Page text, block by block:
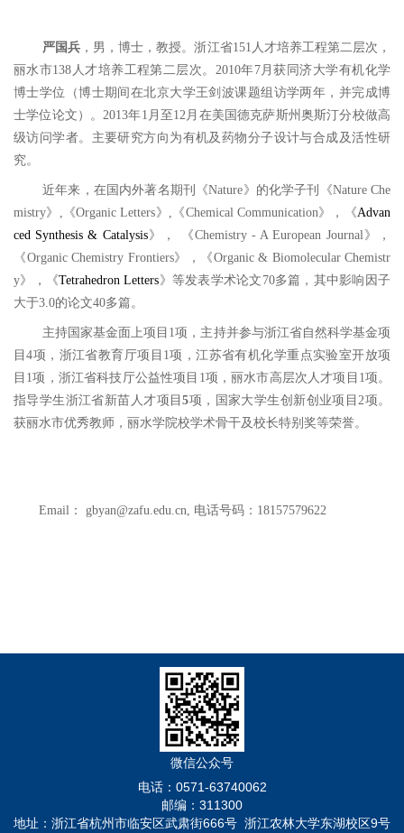
严国兵 ，男，博士，教授。浙江省151 人才培养工程第二层次，
丽水市138 人才培养工程第二层次。 2010年7月获同济大学有机化学
博士学位（博士期间在北京大学王剑波课题组访学两年，并完成博
士学位论文）。2013年1 月至 12月在美国德克萨斯州奥斯汀分校做高
级访问学者。主要研究方向为有机及药物分子设计与合成及活性研
究。
近年来，在国内外著名期刊《Nature》的化学子刊《Nature Che
mistry》 , 《Organic Letters》 , 《Chemical Communication》，《Advan
ced Synthesis & Catalysis》， 《Chemistry - A European Journal》，
《Organic Chemistry Frontiers》，《Organic & Biomolecular Chemistr
y》，《Tetrahedron Letters》等发表学术论文 70多篇，其中影响因子
大于3.0的论文40多篇。
主持国家基金面上项目 1项，主持并参与浙江省自然科学基金项
目4项，浙江省教育厅项目 1项，江苏省有机化学重点实验室开放项
目 1项，浙江省科技厅公益性项目 1项，丽水市高层次人才项目 1项。
指导学生浙江省新苗人才项目5项，国家大学生创新创业项目2项。
获丽水市优秀教师，丽水学院校学术骨干及校长特别奖等荣誉。
Email ： gbyan@zafu.edu.cn, 电话号码： 18157579622
微信公众号
电话：0571-63740062
邮编：311300
地址：浙江省杭州市临安区武肃街666号 浙江农林大学东湖校区9号